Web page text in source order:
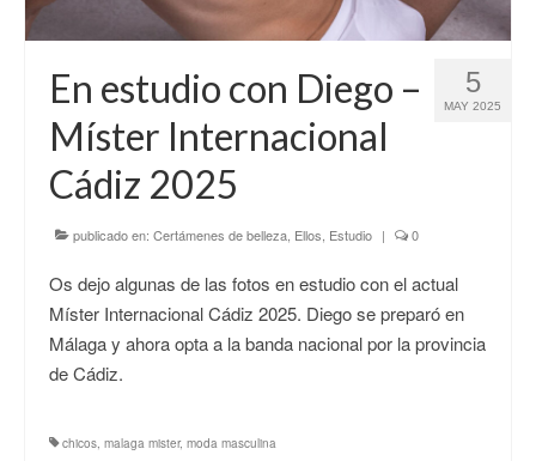
5
MAY 2025
En estudio con Diego –
Míster Internacional
Cádiz 2025
publicado en: Certámenes de belleza Ellos Estudio | 0
Os dejo algunas de las fotos en estudio con el actual
Míster Internacional Cádiz 2025. Diego se preparó en
Málaga y ahora opta a la banda nacional por la provincia
de Cádiz.
chicos, malaga mister, moda masculina